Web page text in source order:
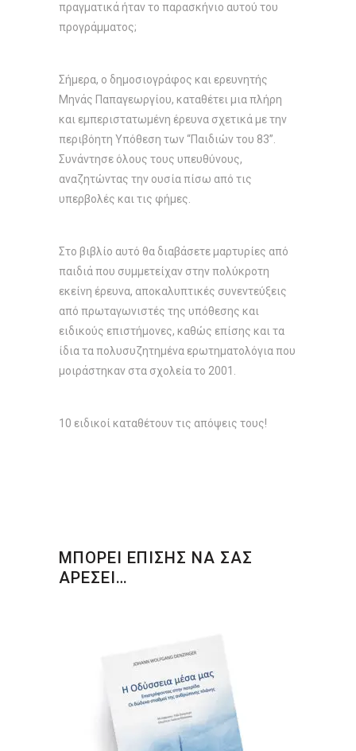
πραγματικά ήταν το παρασκήνιο αυτού του
προγράμματος;
Σήμερα, ο δημοσιογράφος και ερευνητής
Μηνάς Παπαγεωργίου, καταθέτει μια πλήρη
και εμπεριστατωμένη έρευνα σχετικά με την
περιβόητη Υπόθεση των “Παιδιών του 83”.
Συνάντησε όλους τους υπευθύνους,
αναζητώντας την ουσία πίσω από τις
υπερβολές και τις φήμες.
Στο βιβλίο αυτό θα διαβάσετε μαρτυρίες από
παιδιά που συμμετείχαν στην πολύκροτη
εκείνη έρευνα, αποκαλυπτικές συνεντεύξεις
από πρωταγωνιστές της υπόθεσης και
ειδικούς επιστήμονες, καθώς επίσης και τα
ίδια τα πολυσυζητημένα ερωτηματολόγια που
μοιράστηκαν στα σχολεία το 2001.
10 ειδικοί καταθέτουν τις απόψεις τους!
ΜΠΟΡΕΙ ΕΠΙΣΗΣ ΝΑ ΣΑΣ
ΑΡΕΣΕΙ…